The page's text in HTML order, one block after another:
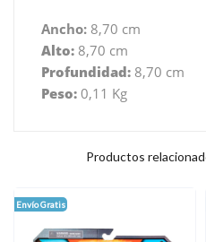
Ancho: 8,70 cm
Alto: 8,70 cm
Profundidad: 8,70 cm
Peso: 0,11 Kg
Productos
Envío Gratis